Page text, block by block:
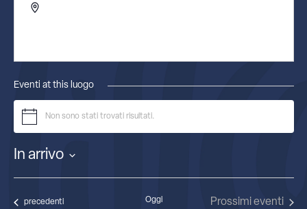
Indirizzo
Eventi at this luogo
Non sono stati trovati risultati.
In arrivo
Eventi
precedenti Oggi Prossimi eventi